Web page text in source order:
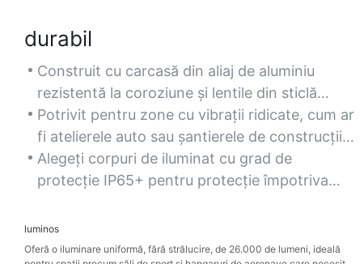
durabil
Construit cu carcasă din aliaj de aluminiu
rezistentă la coroziune și lentile din sticlă
securizată ranforsată, asigurând rezistența în
medii dure, cum ar fi fabricile și zonele de
depozitare în aer liber.
Potrivit pentru zone cu vibrații ridicate, cum ar
fi atelierele auto sau șantierele de construcții,
menținând integritatea structurală în condiții
dificile.
Alegeți corpuri de iluminat cu grad de
protecție IP65+ pentru protecție împotriva
prelungind durata de viață în climate dificile.
luminos
Oferă o iluminare uniformă, fără strălucire, de 26.000 de lumeni, ideală